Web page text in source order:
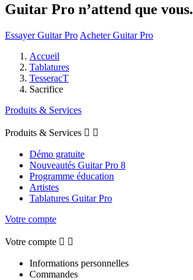
Guitar Pro n’attend que vous.
Essayer Guitar Pro Acheter Guitar Pro
Accueil
Tablatures
TesseracT
Sacrifice
Produits & Services
Produits & Services  
Démo gratuite
Nouveautés Guitar Pro 8
Programme éducation
Artistes
Tablatures Guitar Pro
Votre compte
Votre compte  
Informations personnelles
Commandes